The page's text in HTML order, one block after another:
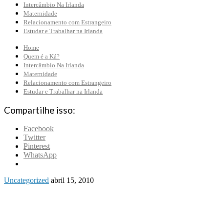
Intercâmbio Na Irlanda
Maternidade
Relacionamento com Estrangeiro
Estudar e Trabalhar na Irlanda
Home
Quem é a Ká?
Intercâmbio Na Irlanda
Maternidade
Relacionamento com Estrangeiro
Estudar e Trabalhar na Irlanda
Compartilhe isso:
Facebook
Twitter
Pinterest
WhatsApp
Uncategorized abril 15, 2010